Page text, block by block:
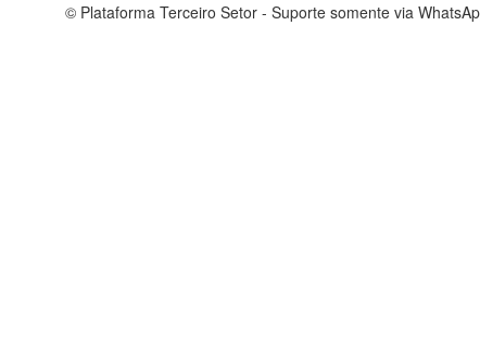
© Plataforma Terceiro Setor - Suporte somente via